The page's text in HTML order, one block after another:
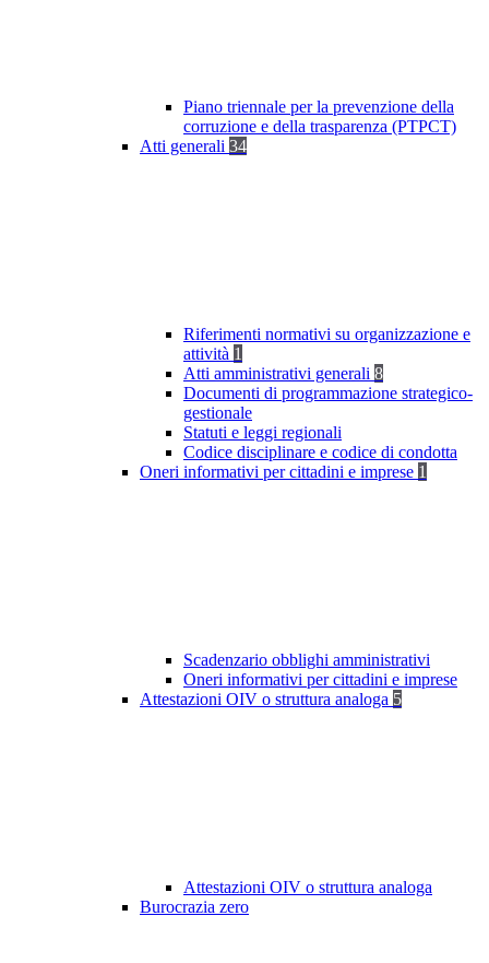
Piano triennale per la prevenzione della
corruzione e della trasparenza (PTPCT)
Atti generali 34
Riferimenti normativi su organizzazione e
attività 1
Atti amministrativi generali 8
Documenti di programmazione strategico-
gestionale
Statuti e leggi regionali
Codice disciplinare e codice di condotta
Oneri informativi per cittadini e imprese 1
Scadenzario obblighi amministrativi
Oneri informativi per cittadini e imprese
Attestazioni OIV o struttura analoga 5
Attestazioni OIV o struttura analoga
Burocrazia zero